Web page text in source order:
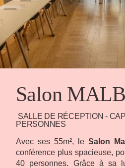
Salon
SALLE DE RÉCEPTION -
PERSONNES
Avec ses 55m², le Salon
conférence plus spacieuse,
40 personnes. Grâce à sa